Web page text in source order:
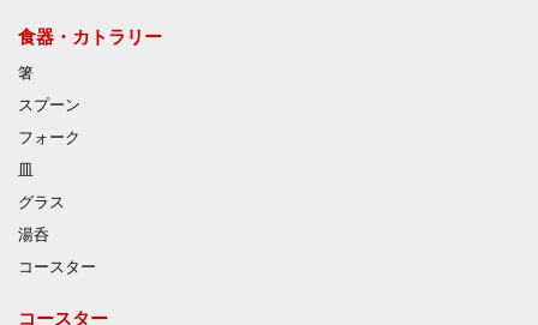
食器・カトラリー
箸
スプーン
フォーク
皿
グラス
湯呑
コースター
コースター